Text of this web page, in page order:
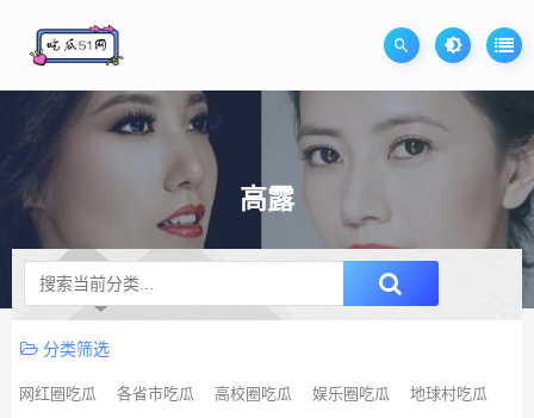
高露
升级SVIP无限免费下载
分类筛选
网红圈吃瓜 各省市吃瓜 高校圈吃瓜 娱乐圈吃瓜 地球村吃瓜